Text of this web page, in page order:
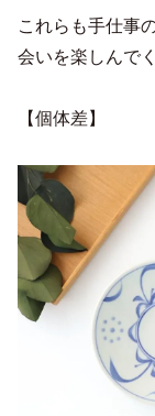
これらも手仕事
会いを楽しんで
【個体差】